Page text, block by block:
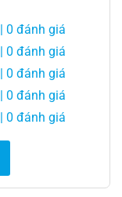
| 0 đánh giá
| 0 đánh giá
| 0 đánh giá
| 0 đánh giá
| 0 đánh giá